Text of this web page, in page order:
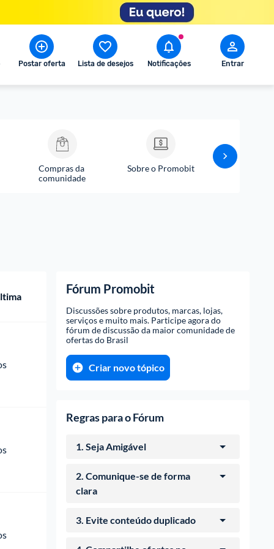
Postar oferta Lista de desejos Notificações Entrar
Compras da
comunidade
Sobre o Promobit Comunicados
Fórum Promobit
Discussões sobre produtos, marcas, lojas,
serviços e muito mais. Participe agora do
fórum de discussão da maior comunidade de
ofertas do Brasil
Criar novo tópico
Regras para o Fórum
1. Seja Amigável
Não seja ofensivo com ninguém.
2. Comunique-se de forma
clara
Faça-se ser entendido explicando
3. Evite conteúdo duplicado